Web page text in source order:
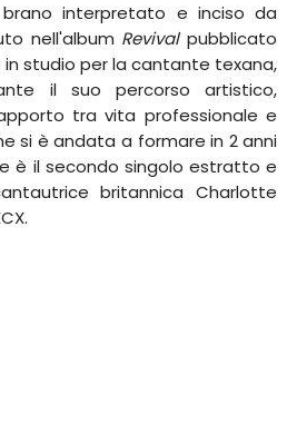
interpretato e inciso da
nell'album Revivalpubblicato
in studio per la cantante texana,
il suo percorso artistico,
tra vita professionale e
si è andata a formare in 2 anni
è il secondo singolo estratto e
britannica Charlotte